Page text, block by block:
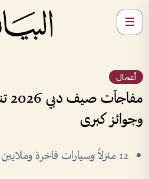
أعمال
وجوائز كبرى
12 منزلاً وسيارات فاخرة وملايين فرص التسوق